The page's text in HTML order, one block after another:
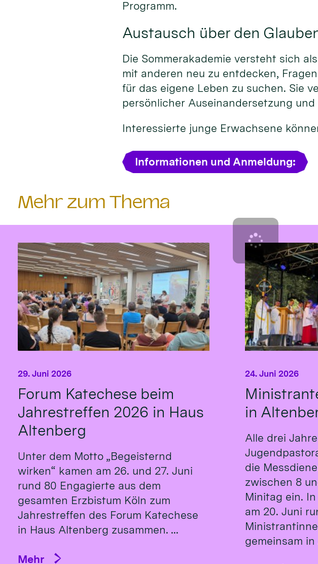
Programm.
Austausch über den
Die Sommerakademie versteht sich
mit anderen neu zu entdecken,
für das eigene Leben zu suchen. Sie
persönlicher Auseinandersetzung
Interessierte junge Erwachsene
Informationen und Anmeldung:
Mehr zum Thema
Forum Katechese beim
Jahrestreffen 2026 in Haus
Altenberg
29. Juni 2026
Unter dem Motto „Begeisternd
wirken“ kamen am 26. und 27. Juni
rund 80 Engagierte aus dem
gesamten Erzbistum Köln zum
Jahrestreffen des Forum Katechese
in Haus Altenberg zusammen. ...
Mehr
in
24. Juni 2026
Alle drei
die
zwischen 8
Minitag ein.
am 20. Juni
gemeinsam